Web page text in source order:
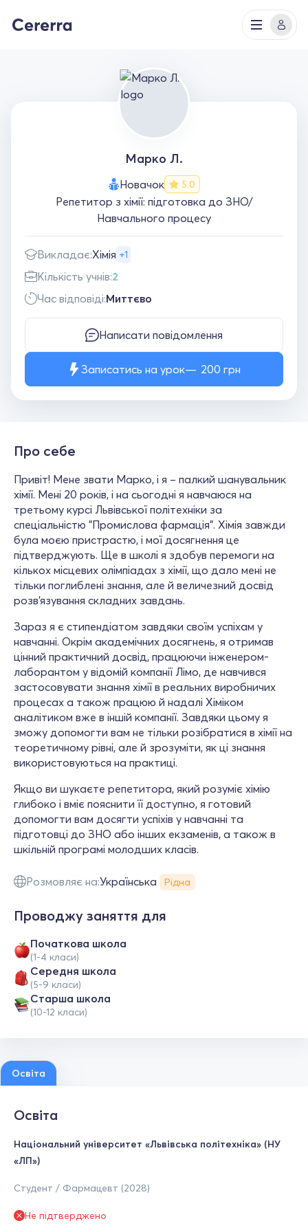
Марко Л.
Новачок 5.0
Репетитор з хімії: підготовка до ЗНО/
Навчального процесу
Викладає:Хімія +1
Кількість учнів:2
Час відповіді:Миттєво
Написати повідомлення
Записатись на урок 200 грн
Про себе
Привіт! Мене звати Марко, і я – палкий шанувальник
хімії. Мені 20 років, і на сьогодні я навчаюся на
третьому курсі Львівської політехніки за
спеціальністю "Промислова фармація". Хімія завжди
була моєю пристрастю, і мої досягнення це
підтверджують. Ще в школі я здобув перемоги на
кількох місцевих олімпіадах з хімії, що дало мені не
тільки поглиблені знання, але й величезний досвід
розв’язування складних завдань.
Зараз я є стипендіатом завдяки своїм успіхам у
навчанні. Окрім академічних досягнень, я отримав
цінний практичний досвід, працюючи інженером-
лаборантом у відомій компанії Лімо, де навчився
застосовувати знання хімії в реальних виробничих
процесах а також працюю й надалі Хіміком
аналітиком вже в іншій компанії. Завдяки цьому я
зможу допомогти вам не тільки розібратися в хімії на
теоретичному рівні, але й зрозуміти, як ці знання
використовуються на практиці.
Якщо ви шукаєте репетитора, який розуміє хімію
глибоко і вміє пояснити її доступно, я готовий
допомогти вам досягти успіхів у навчанні та
підготовці до ЗНО або інших екзаменів, а також в
шкільній програмі молодших класів.
Розмовляє на:Українська Рідна
Проводжу заняття для
Початкова школа
(1-4 класи)
Середня школа
(5-9 класи)
Старша школа
(10-12 класи)
Освіта
Освіта
Національний університет «Львівська політехніка» (НУ
«ЛП»)
Студент / Фармацевт (2028)
Не підтверджено